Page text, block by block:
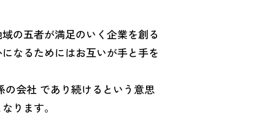
の五者が満足のいく企業を創る
なるためにはお互いが手と手を
会社 であり続けるという意思
ります。